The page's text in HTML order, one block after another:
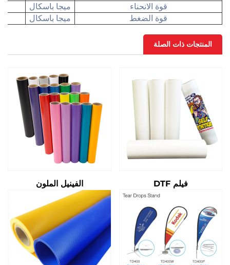
قوة الانحناء
ميجا باسكال
قوة الضغط
ميجا باسكال
المنتجات ذات الصلة
الفينيل الملون فيلم DTF